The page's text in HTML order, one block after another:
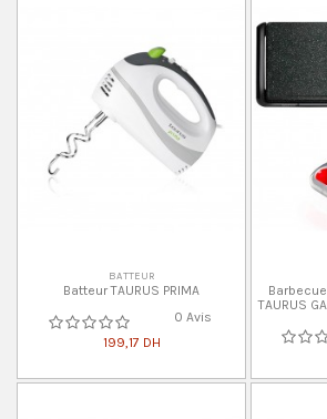
BATTEUR
Batteur TAURUS PRIMA
0 Avis
199,17 DH
TAURUS